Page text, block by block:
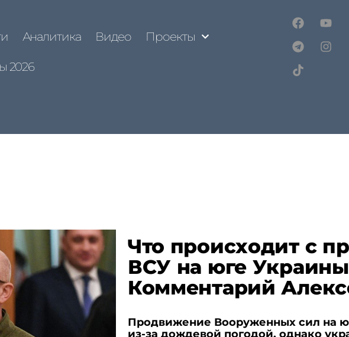
Аналитика Видео Проекты
2026
Что происходит с
ВСУ на юге
Комментарий
Продвижение Вооруженных сил на
из-за дождевой погодой, однако